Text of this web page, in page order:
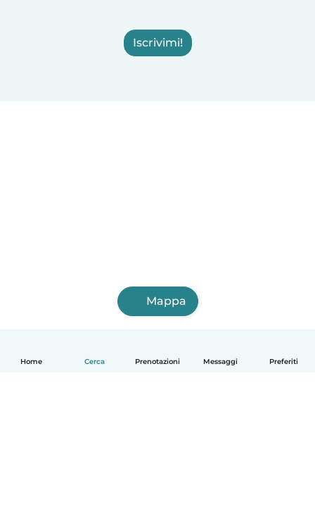
Home Cerca Prenotazioni Messaggi Preferiti
Iscrivimi!
Mappa